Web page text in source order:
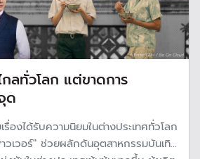
ลทั่วโลก แต่ขาดการ
ด
รื่องได้รับความนิยมในต่างประเทศทั่วโลก
วเวอร์" ช่วยผลักดันอุตสาหกรรมบันเทิง